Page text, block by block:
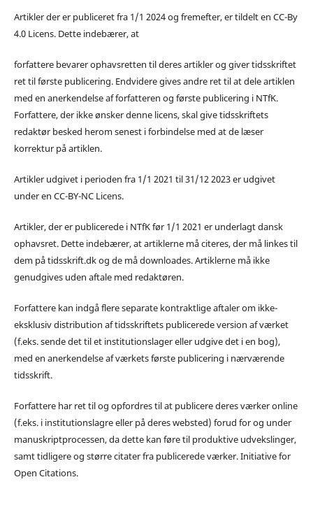
Artikler der er publiceret fra 1/1 2024 og fremefter, er tildelt en CC-By
4.0 Licens. Dette indebærer, at
forfattere bevarer ophavsretten til deres artikler og giver tidsskriftet
ret til første publicering. Endvidere gives andre ret til at dele artiklen
med en anerkendelse af forfatteren og første publicering i NTfK.
Forfattere, der ikke ønsker denne licens, skal give tidsskriftets
redaktør besked herom senest i forbindelse med at de læser
korrektur på artiklen.
Artikler udgivet i perioden fra 1/1 2021 til 31/12 2023 er udgivet
under en CC-BY-NC Licens.
Artikler, der er publicerede i NTfK før 1/1 2021 er underlagt dansk
ophavsret. Dette indebærer, at artiklerne må citeres, der må linkes til
dem på tidsskrift.dk og de må downloades. Artiklerne må ikke
genudgives uden aftale med redaktøren.
Forfattere kan indgå flere separate kontraktlige aftaler om ikke-
eksklusiv distribution af tidsskriftets publicerede version af værket
(f.eks. sende det til et institutionslager eller udgive det i en bog),
med en anerkendelse af værkets første publicering i nærværende
tidsskrift.
Forfattere har ret til og opfordres til at publicere deres værker online
(f.eks. i institutionslagre eller på deres websted) forud for og under
manuskriptprocessen, da dette kan føre til produktive udvekslinger,
samt tidligere og større citater fra publicerede værker. Initiative for
Open Citations.